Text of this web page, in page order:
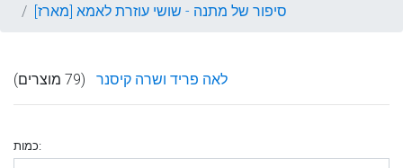
סיפור של מתנה - שושי עוזרת לאמא [מארז]
לאה פריד ושרה קיסנר (79 מוצרים)
כמות: